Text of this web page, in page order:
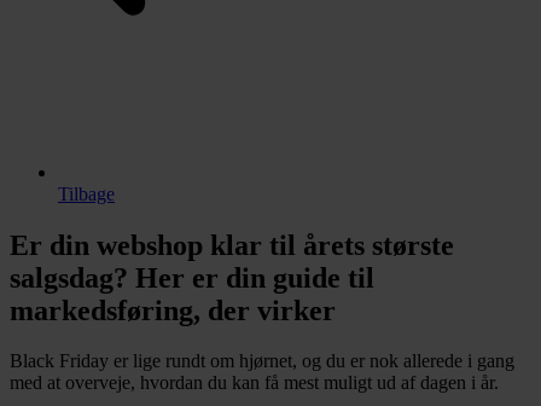
Tilbage
Er din webshop klar til årets største
salgsdag? Her er din guide til
markedsføring, der virker
Black Friday er lige rundt om hjørnet, og du er nok allerede i gang
med at overveje, hvordan du kan få mest muligt ud af dagen i år.